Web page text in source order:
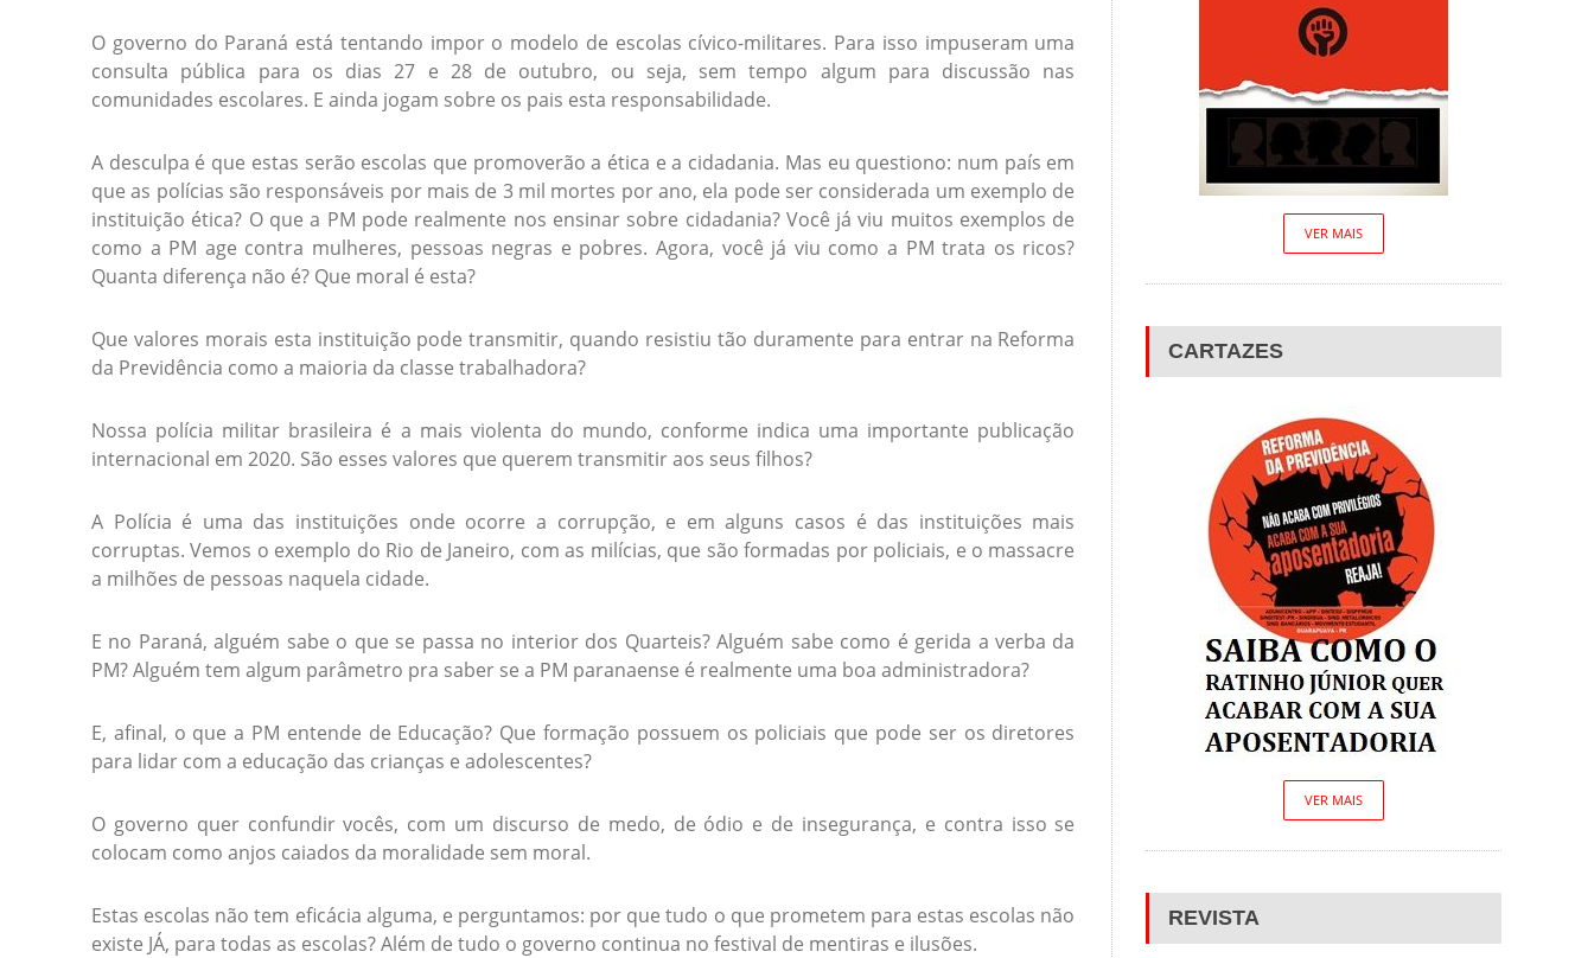
O governo do Paraná está tentando impor o modelo de escolas cívico-militares. Para isso impuseram uma
consulta pública para os dias 27 e 28 de outubro, ou seja, sem tempo algum para discussão nas
comunidades escolares. E ainda jogam sobre os pais esta responsabilidade.
A desculpa é que estas serão escolas que promoverão a ética e a cidadania. Mas eu questiono: num país em
que as polícias são responsáveis por mais de 3 mil mortes por ano, ela pode ser considerada um exemplo de
instituição ética? O que a PM pode realmente nos ensinar sobre cidadania? Você já viu muitos exemplos de
como a PM age contra mulheres, pessoas negras e pobres. Agora, você já viu como a PM trata os ricos?
Quanta diferença não é? Que moral é esta?
Que valores morais esta instituição pode transmitir, quando resistiu tão duramente para entrar na Reforma
da Previdência como a maioria da classe trabalhadora?
Nossa polícia militar brasileira é a mais violenta do mundo, conforme indica uma importante publicação
internacional em 2020. São esses valores que querem transmitir aos seus filhos?
A Polícia é uma das instituições onde ocorre a corrupção, e em alguns casos é das instituições mais
corruptas. Vemos o exemplo do Rio de Janeiro, com as milícias, que são formadas por policiais, e o massacre
a milhões de pessoas naquela cidade.
E no Paraná, alguém sabe o que se passa no interior dos Quarteis? Alguém sabe como é gerida a verba da
PM? Alguém tem algum parâmetro pra saber se a PM paranaense é realmente uma boa administradora?
E, afinal, o que a PM entende de Educação? Que formação possuem os policiais que pode ser os diretores
para lidar com a educação das crianças e adolescentes?
O governo quer confundir vocês, com um discurso de medo, de ódio e de insegurança, e contra isso se
colocam como anjos caiados da moralidade sem moral.
Estas escolas não tem eficácia alguma, e perguntamos: por que tudo o que prometem para estas escolas não
existe JÁ, para todas as escolas? Além de tudo o governo continua no festival de mentiras e ilusões.
VER MAIS
CARTAZES
VER MAIS
REVISTA